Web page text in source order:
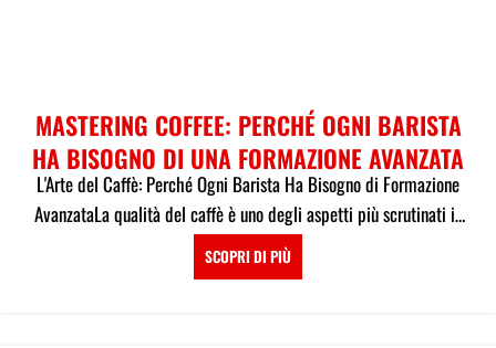
MASTERING COFFEE: PERCHÉ OGNI BARISTA
HA BISOGNO DI UNA FORMAZIONE AVANZATA
L'Arte del Caffè: Perché Ogni Barista Ha Bisogno di Formazione
AvanzataLa qualità del caffè è uno degli aspetti più scrutinati in
q...
SCOPRI DI PIÙ